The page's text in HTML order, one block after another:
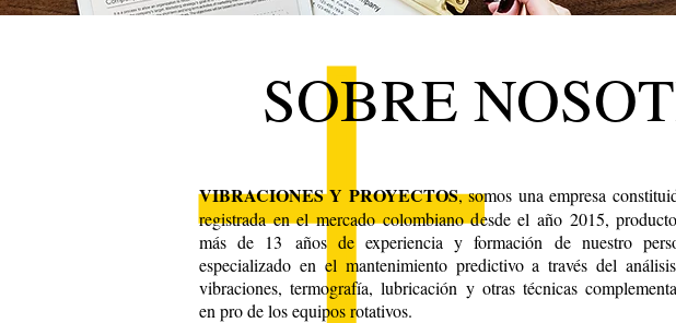
SOBRE
VIBRACIONES Y PROYECTOS, somos una empresa
registrada en el mercado colombiano desde el año 2015,
más de 13 años de experiencia y formación de nuestro
especializado en el mantenimiento predictivo a través del
vibraciones, termografía, lubricación y otras técnicas
en pro de los equipos rotativos.